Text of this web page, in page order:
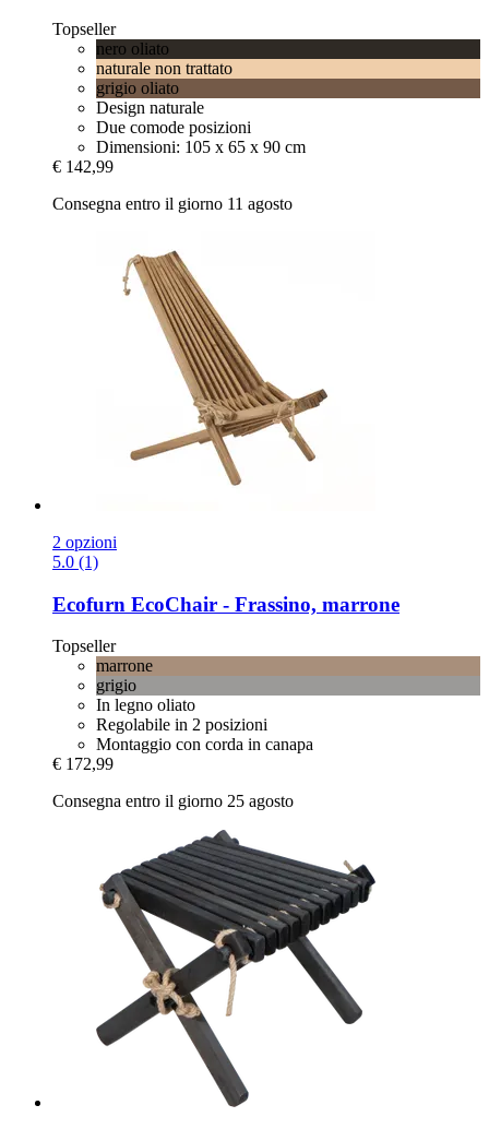
Topseller
nero oliato
naturale non trattato
grigio oliato
Design naturale
Due comode posizioni
Dimensioni: 105 x 65 x 90 cm
€ 142,99
Consegna entro il giorno 11 agosto
2 opzioni
5.0 (1)
Ecofurn EcoChair -​ Frassino, marrone
Topseller
marrone
grigio
In legno oliato
Regolabile in 2 posizioni
Montaggio con corda in canapa
€ 172,99
Consegna entro il giorno 25 agosto